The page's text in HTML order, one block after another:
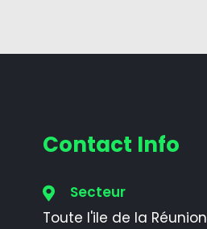
Contact Info
Secteur
Toute l'ile de la Réunion